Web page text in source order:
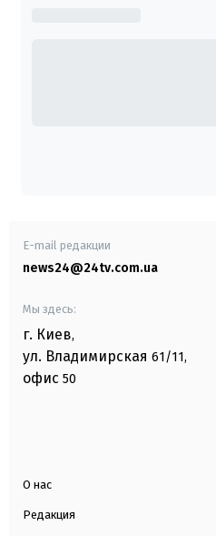
E-mail редакции
news24@24tv.com.ua
Мы здесь:
г. Киев,
ул. Владимирская 61/11,
офис 50
О нас
Редакция